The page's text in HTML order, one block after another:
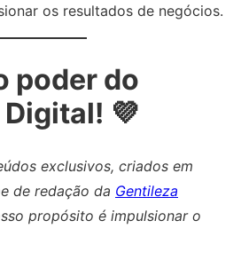
os resultados de negócios.
poder do
💜
exclusivos, criados em
de redação da Gentileza
propósito é impulsionar o